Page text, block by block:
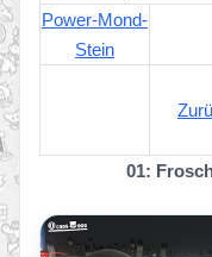
Power-Mond-
Stein
01: